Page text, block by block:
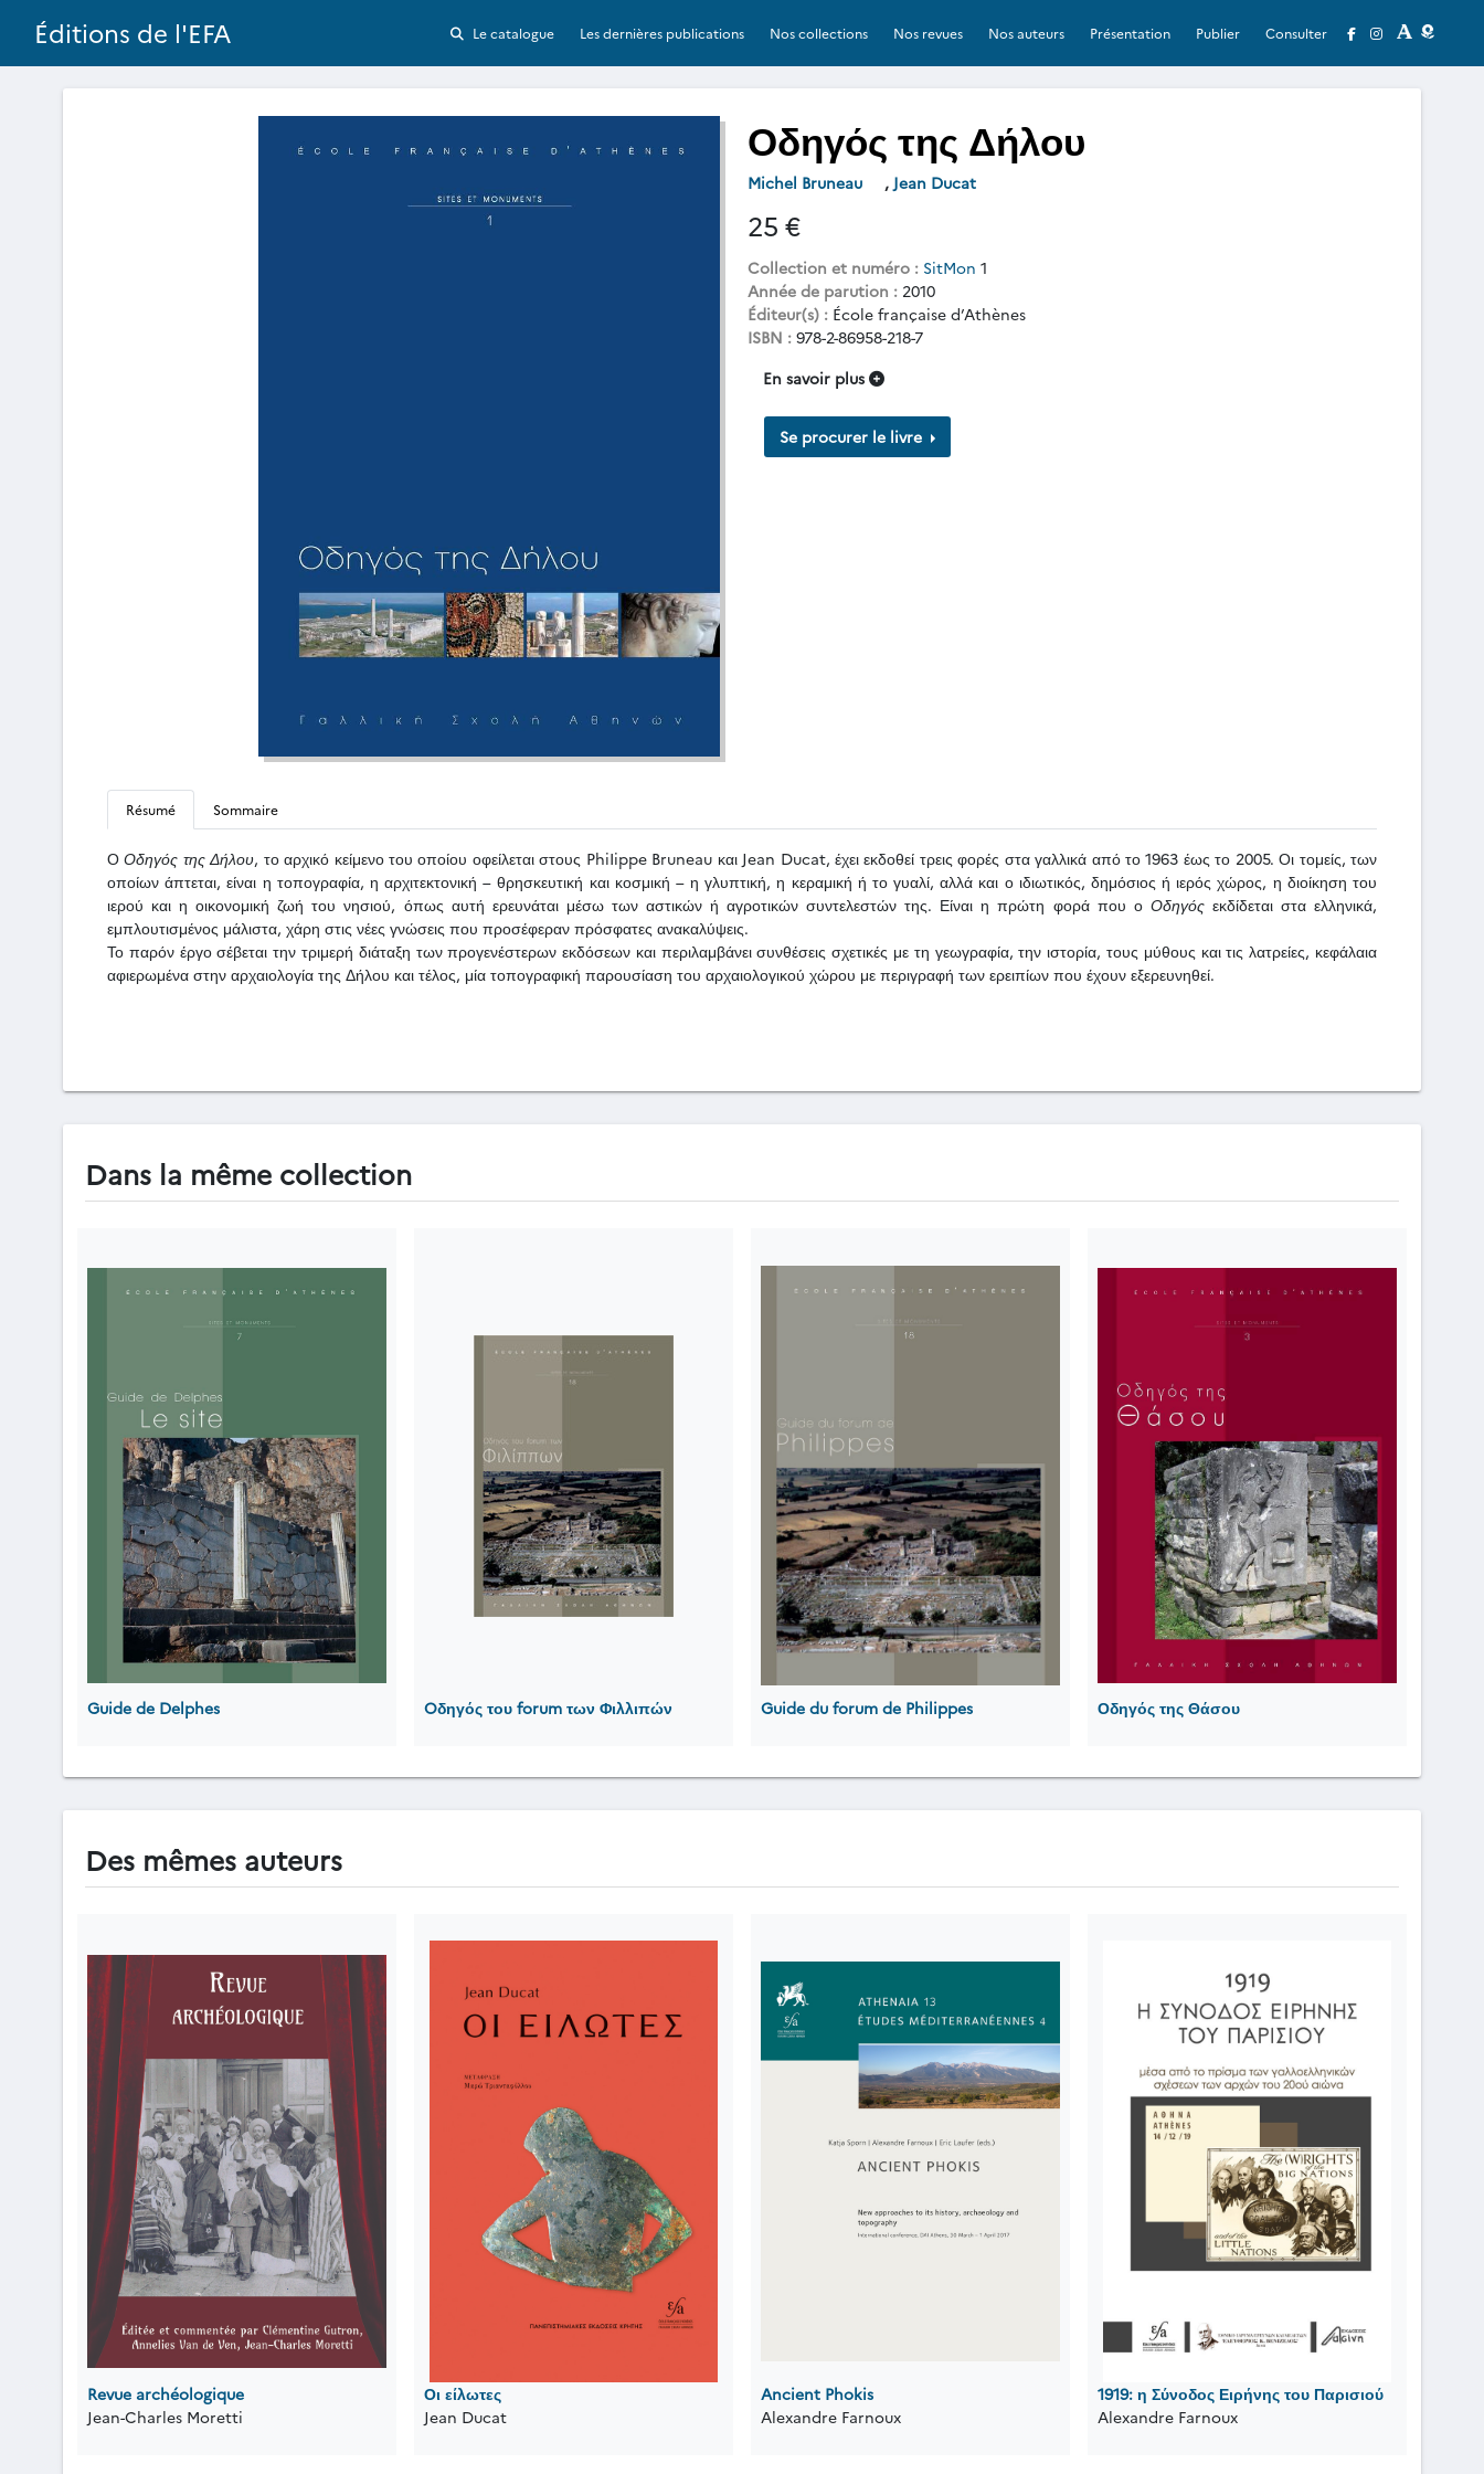
Éditions de l'EFA Le catalogue Les dernières publications Nos collections Nos revues Nos auteurs Présentation Publier Consulter
Οδηγός της Δήλου
Michel Bruneau , Jean Ducat
25 €
Collection et numéro : SitMon 1
Année de parution : 2010
Éditeur(s) : École française d’Athènes
ISBN : 978-2-86958-218-7
En savoir plus
Se procurer le livre
Résumé Sommaire
ΟΟδηγός της Δήλου, το αρχικό κείμενο του οποίου οφείλεται στους PhiIippe Bruneau και Jean Ducat, έχει εκδοθεί τρεις φορές στα γαλλικά από το 1963 έως το 2005. Οι τομείς, των
οποίων άπτεται, είναι η τοπογραφία, η αρχιτεκτονική – θρησκευτική και κοσμική – η γλυπτική, η κεραμική ή το γυαλί, αλλά και ο ιδιωτικός, δημόσιος ή ιερός χώρος, η διοίκηση του
ιερού και η οικονομική ζωή του νησιού, όπως αυτή ερευνάται μέσω των αστικών ή αγροτικών συντελεστών της. Είναι η πρώτη φορά που ο Οδηγόςεκδίδεται στα ελληνικά,
εμπλουτισμένος μάλιστα, χάρη στις νέες γνώσεις που προσέφεραν πρόσφατες ανακαλύψεις.
Το παρόν έργο σέβεται την τριμερή διάταξη των προγενέστερων εκδόσεων και περιλαμβάνει συνθέσεις σχετικές με τη γεωγραφία, την ιστορία, τους μύθους και τις λατρείες, κεφάλαια
αφιερωμένα στην αρχαιολογία της Δήλου και τέλος, μία τοπογραφική παρουσίαση του αρχαιολογικού χώρου με περιγραφή των ερειπίων που έχουν εξερευνηθεί.
Dans la même collection
Guide de Delphes Oδηγός του forum των Φιλλιπών Guide du forum de Philippes Οδηγός της Θάσου
Des mêmes auteurs
Revue archéologique
Jean-Charles Moretti
Οι είλωτες
Jean Ducat
Ancient Phokis
Alexandre Farnoux
1919: η Σύνοδος Ειρήνης του Παρισιού
Alexandre Farnoux